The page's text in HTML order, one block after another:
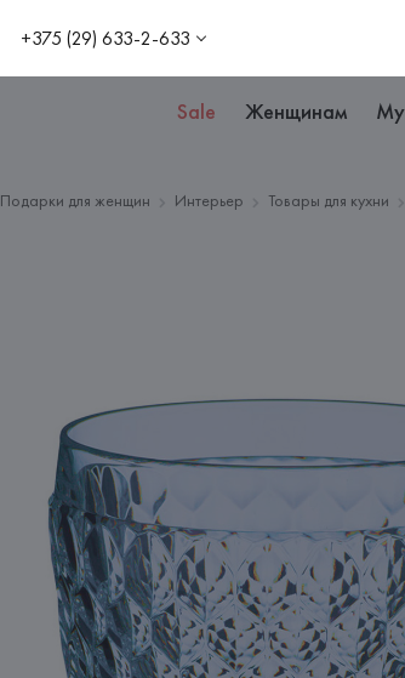
+375 (29) 633-2-633
Sale Женщинам
Подарки для женщин Интерьер Товары для кухни